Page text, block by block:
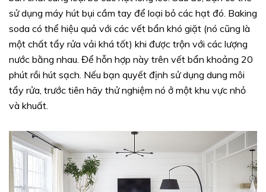
sử dụng máy hút bụi cầm tay để loại bỏ các hạt đó. Baking
soda có thể hiệu quả với các vết bẩn khó giặt (nó cũng là
một chất tẩy rửa vải khá tốt) khi được trộn với các lượng
nước bằng nhau. Để hỗn hợp này trên vết bẩn khoảng 20
phút rồi hút sạch. Nếu bạn quyết định sử dụng dung môi
tẩy rửa, trước tiên hãy thử nghiệm nó ở một khu vực nhỏ
và khuất.